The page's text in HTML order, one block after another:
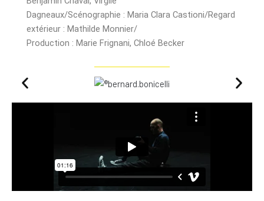
Dagneaux/Scénographie : Maria Clara Castioni/Regard
extérieur : Mathilde Monnier/
Production : Marie Frignani, Chloé Becker